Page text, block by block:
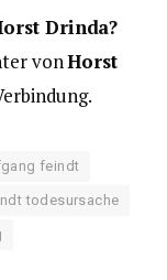
Drinda?
vonHorst
feindt
todesursache